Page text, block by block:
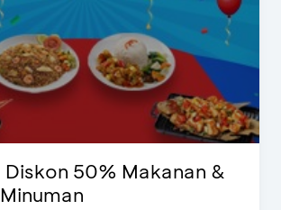
Diskon 50% Makanan &